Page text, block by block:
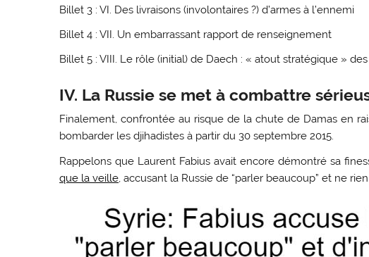
Billet 3 : VI. Des livraisons (involontaires ?) d’armes à l’ennemi
Billet 4 : VII. Un embarrassant rapport de renseignement
Billet 5 : VIII. Le rôle (initial) de Daech : « atout stratégique »
IV. La Russie se met à combattre
Finalement, confrontée au risque de la chute de Damas en
bombarder les djihadistes à partir du 30 septembre 2015.
Rappelons que Laurent Fabius avait encore démontré sa
que la veille, accusant la Russie de “parler beaucoup” et ne